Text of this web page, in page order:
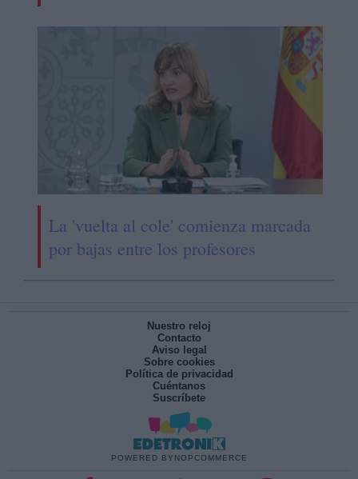
La 'vuelta al cole' comienza marcada
por bajas entre los profesores
Nuestro reloj
Contacto
Aviso legal
Sobre cookies
Política de privacidad
Cuéntanos
Suscríbete
POWERED BY NOPCOMMERCE